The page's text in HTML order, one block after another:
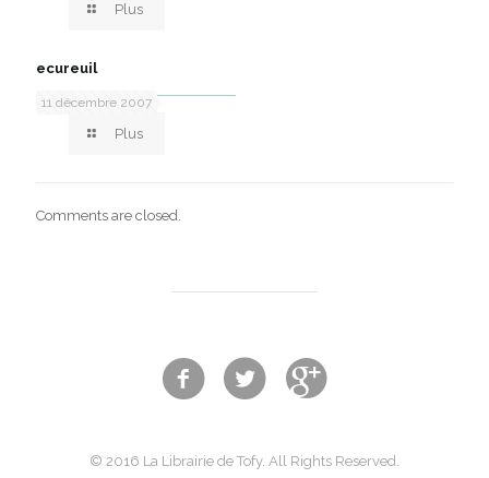
Plus
11 décembre 2007
ecureuil
Plus
Comments are closed.
© 2016 La Librairie de Tofy. All Rights Reserved.